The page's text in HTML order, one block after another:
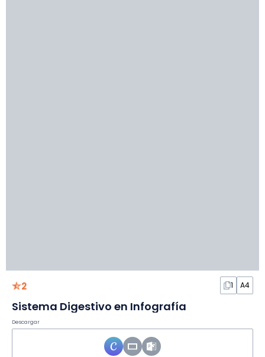
2 1 A4
Sistema Digestivo en Infografía
Descargar